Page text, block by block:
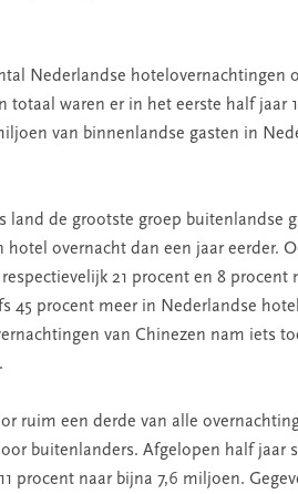
Nederlandse hotelovernachtingen
totaal waren er in het eerste half jaar
van binnenlandse gasten in
land de grootste groep buitenlandse
hotel overnacht dan een jaar eerder.
21 procent en 8 procent
45 procent meer in Nederlandse
van Chinezen nam iets
ruim een derde van alle
buitenlanders. Afgelopen half jaar
procent naar bijna 7,6 miljoen.
‘Persoonlijk leiderschap
begint bij zelfkennis’